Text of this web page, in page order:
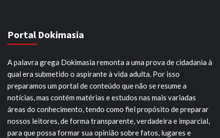
Portal Dokimasia
A palavra grega Dokimasia remonta a uma prova de cidadania à
qual era submetido o aspirante à vida adulta. Por isso
preparamos um portal de conteúdo que não se resume a
notícias, mas contém matérias e estudos nas mais variadas
áreas do conhecimento, tendo como fiel propósito de preparar
nossos leitores, de forma transparente, verdadeira e imparcial,
para que possa formar sua opinião sobre fatos, lugares e